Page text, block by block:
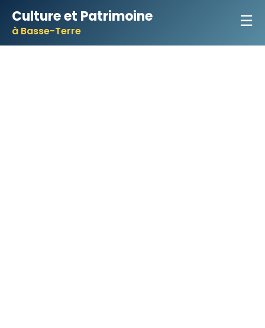
Culture et Patrimoine
à Basse-Terre ☰